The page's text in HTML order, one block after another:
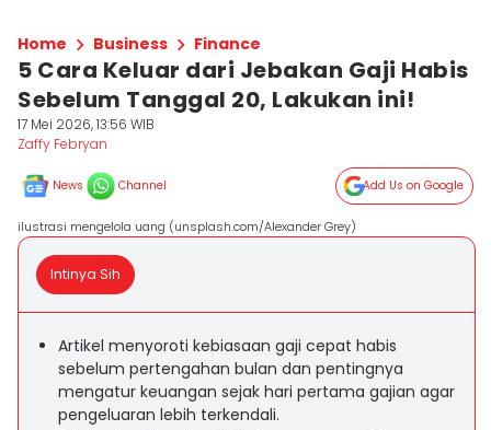
Home Business Finance
5 Cara Keluar dari Jebakan Gaji Habis
Sebelum Tanggal 20, Lakukan ini!
17 Mei 2026, 13:56 WIB
Zaffy Febryan
News Channel Add Us on Google
ilustrasi mengelola uang (unsplash.com/Alexander Grey)
Intinya Sih
Artikel menyoroti kebiasaan gaji cepat habis
sebelum pertengahan bulan dan pentingnya
mengatur keuangan sejak hari pertama gajian agar
pengeluaran lebih terkendali.